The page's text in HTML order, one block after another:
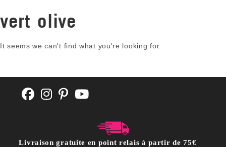
vert olive
It seems we can't find what you're looking for.
Livraison gratuite en point relais à partir de 75€